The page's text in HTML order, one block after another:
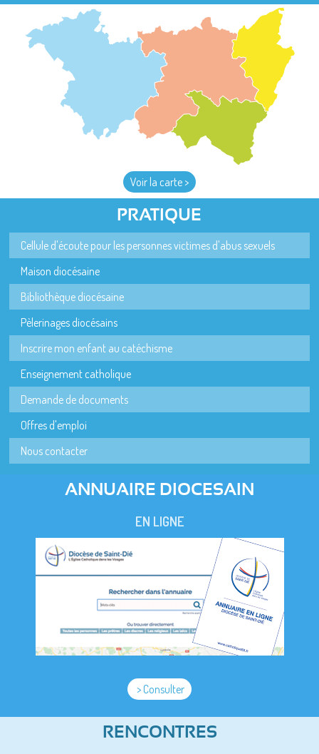
Voir la carte >
PRATIQUE
Cellule d'écoute pour les personnes victimes d'abus sexuels
Maison diocésaine
Bibliothèque diocésaine
Pèlerinages diocésains
Inscrire mon enfant au catéchisme
Enseignement catholique
Demande de documents
Offres d'emploi
Nous contacter
ANNUAIRE DIOCESAIN
EN LIGNE
> Consulter
RENCONTRES